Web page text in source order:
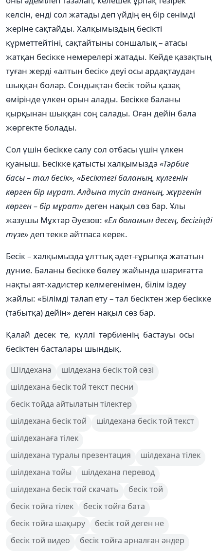
келсін, енді сол жатады деп үйдің ең бір сенімді
жеріне сақтайды. Халқымыздың бесікті
құрметтейтіні, сақтайтыны соншалық – атасы
жатқан бесікке немерелері жатады. Кейде қазақтың
туған жерді «алтын бесік» деуі осы ардақтаудан
шыққан болар. Сондықтан бесік тойы қазақ
өмірінде үлкен орын алады. Бесікке баланы
қырқынан шыққан соң салады. Оған дейін бала
жөргекте болады.
Сол үшін бесікке салу сол отбасы үшін үлкен
қуаныш. Бесікке қатысты халқымызда «Тәрбие
басы– тал бесік», «Бесіктегі баланың, күлгенін
көрген бір мұрат. Алдына түсіп ананың, жүргенін
көрген – бір мұрат»деген нақыл сөз бар. Ұлы
жазушы Мұхтар Әуезов: «Ел боламын десең, бесігіңді
түзе»деп текке айтпаса керек.
Бесік – халқымызда ұлттық әдет-ғұрыпқа жататын
дүние. Баланы бесікке бөлеу жайында шариғатта
нақты аят-хадистер келмегенімен, білім іздеу
жайлы: «Білімді талап ету – тал бесіктен жер бесікке
(табытқа) дейін» деген нақыл сөз бар.
Қалай десек те, күллі тәрбиенің бастауы осы
бесіктен басталары шындық.
Шілдехана
шілдехана бесік той сөзі
шілдехана бесік той текст песни
бесік тойда айтылатын тілектер
шілдехана бесік той
шілдехана бесік той текст
шілдеханаға тілек
шілдехана туралы презентация
шілдехана тілек
шілдехана тойы
шілдехана перевод
шілдехана бесік той скачать
бесік той
бесік тойға тілек
бесік тойға бата
бесік тойға шақыру
бесік той деген не
бесік той видео
бесік тойға арналған әндер